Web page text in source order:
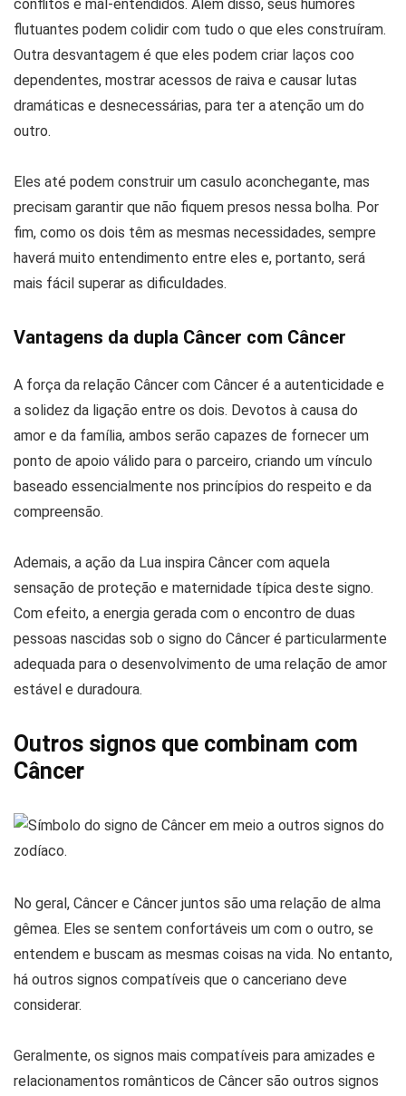
conflitos e mal-entendidos. Além disso, seus humores
flutuantes podem colidir com tudo o que eles construíram.
Outra desvantagem é que eles podem criar laços coo
dependentes, mostrar acessos de raiva e causar lutas
dramáticas e desnecessárias, para ter a atenção um do
outro.
Eles até podem construir um casulo aconchegante, mas
precisam garantir que não fiquem presos nessa bolha. Por
fim, como os dois têm as mesmas necessidades, sempre
haverá muito entendimento entre eles e, portanto, será
mais fácil superar as dificuldades.
Vantagens da dupla Câncer com Câncer
A força da relação Câncer com Câncer é a autenticidade e
a solidez da ligação entre os dois. Devotos à causa do
amor e da família, ambos serão capazes de fornecer um
ponto de apoio válido para o parceiro, criando um vínculo
baseado essencialmente nos princípios do respeito e da
compreensão.
Ademais, a ação da Lua inspira Câncer com aquela
sensação de proteção e maternidade típica deste signo.
Com efeito, a energia gerada com o encontro de duas
pessoas nascidas sob o signo do Câncer é particularmente
adequada para o desenvolvimento de uma relação de amor
estável e duradoura.
Outros signos que combinam com
Câncer
No geral, Câncer e Câncer juntos são uma relação de alma
gêmea. Eles se sentem confortáveis ​​um com o outro, se
entendem e buscam as mesmas coisas na vida. No entanto,
há outros signos compatíveis que o canceriano deve
considerar.
Geralmente, os signos mais compatíveis para amizades e
relacionamentos românticos de Câncer são outros signos